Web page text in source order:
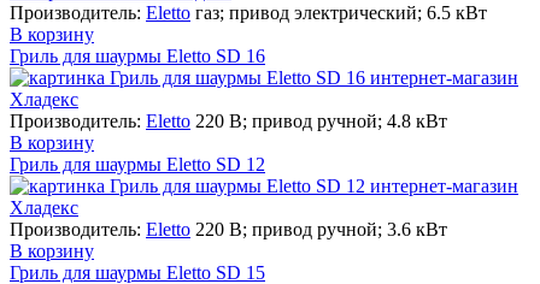
Производитель: Eletto газ; привод электрический; 6.5 кВт
В корзину
Гриль для шаурмы Eletto SD 16
Производитель: Eletto 220 В; привод ручной; 4.8 кВт
В корзину
Гриль для шаурмы Eletto SD 12
Производитель: Eletto 220 В; привод ручной; 3.6 кВт
В корзину
Гриль для шаурмы Eletto SD 15